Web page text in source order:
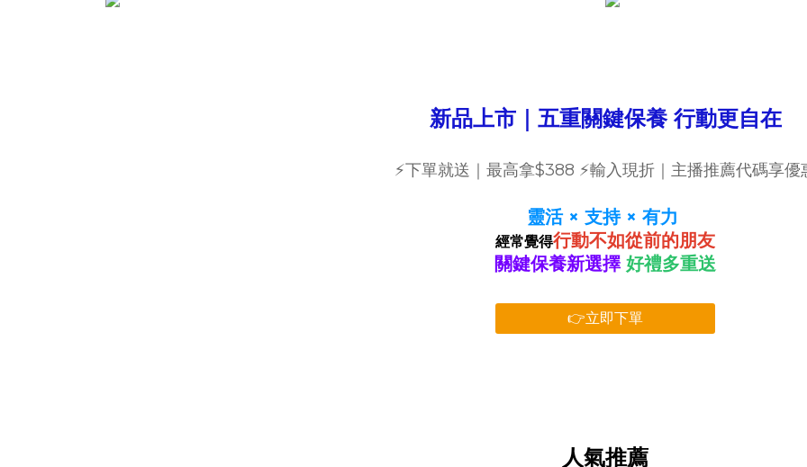
新品上市｜五重關鍵保養 行動更自在
⚡下單就送｜最高拿$388 ⚡輸入現折｜主播推薦代碼享優
靈活 × 支持 × 有力
經常覺得行動不如從前的朋友
關鍵保養新選擇 好禮多重送
👉立即下單
人氣推薦